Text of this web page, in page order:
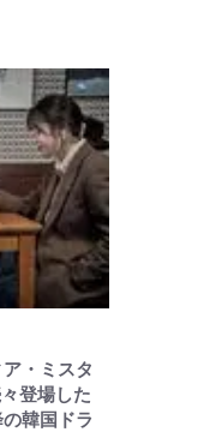
・ミスタ
登場した
韓国ドラ